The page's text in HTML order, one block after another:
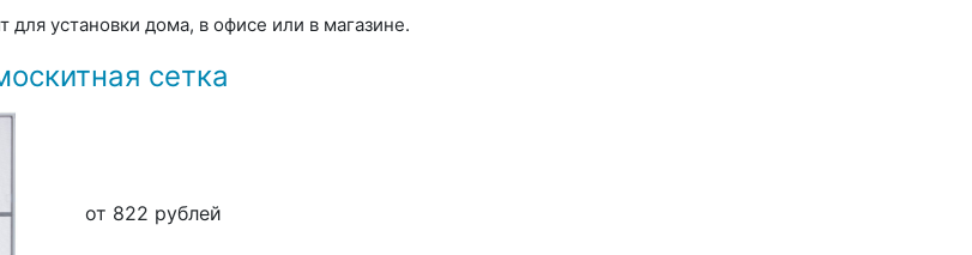
для установки дома, в офисе или в магазине.
сетка
от 822 рублей